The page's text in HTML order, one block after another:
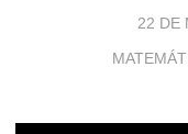
22 DE